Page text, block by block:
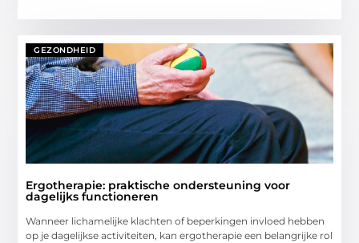
GEZONDHEID
Ergotherapie: praktische ondersteuning voor
dagelijks functioneren
Wanneer lichamelijke klachten of beperkingen invloed hebben
op je dagelijkse activiteiten, kan ergotherapie een belangrijke rol